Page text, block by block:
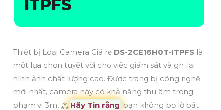
ITPFS
Thiết bị Loại Camera Giá rẻ DS-2CE16H0T-ITPFS là
một lựa chọn tuyệt vời cho việc giám sát và ghi lại
hình ảnh chất lượng cao. Được trang bị công nghệ
mới nhất, camera này có khả năng thu âm trong
phạm vi 3m, ⁂Hãy Tin rằng bạn không bỏ lỡ bất